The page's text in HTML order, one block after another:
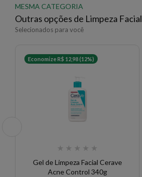
MESMA CATEGORIA
Outras opções de Limpeza Facial
Selecionados para você
Economize R$ 12,98 (12%)
★ ★ ★ ★ ★
Gel de Limpeza Facial Cerave
Acne Control 340g